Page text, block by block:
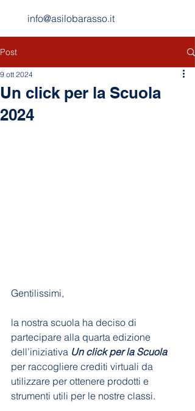
info@asilobarasso.it
Post
Un click per la Scuola
2024
9 ott 2024
Gentilissimi,
la nostra scuola ha deciso di
partecipare alla quarta edizione
dell’iniziativa Un click per la Scuola
per raccogliere crediti virtuali da
utilizzare per ottenere prodotti e
strumenti utili per le nostre classi.